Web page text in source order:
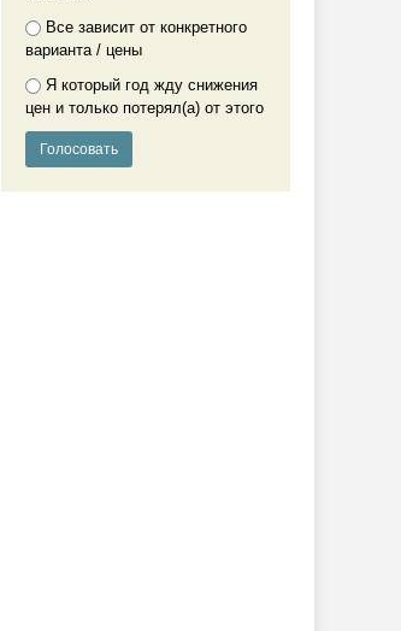
Все зависит от конкретного
варианта / цены
Я который год жду снижения
цен и только потерял(а) от этого